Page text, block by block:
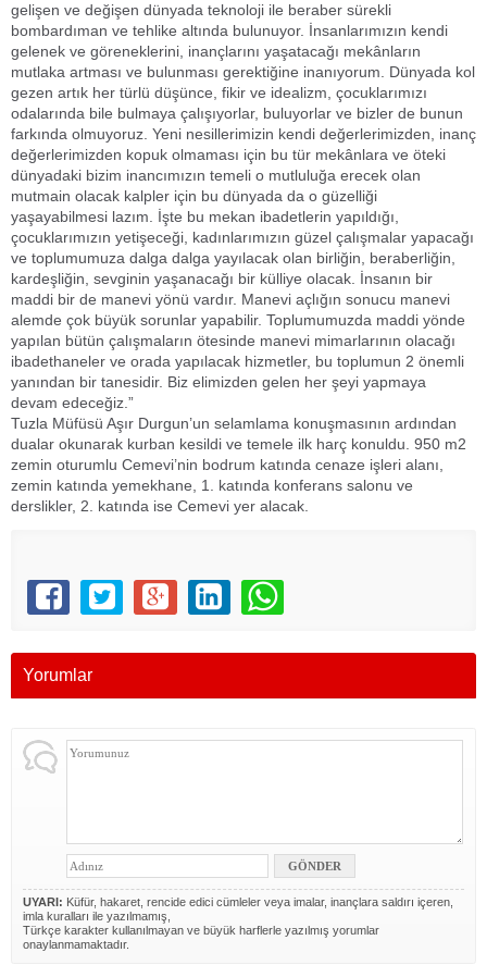
gelişen ve değişen dünyada teknoloji ile beraber sürekli
bombardıman ve tehlike altında bulunuyor. İnsanlarımızın kendi
gelenek ve göreneklerini, inançlarını yaşatacağı mekânların
mutlaka artması ve bulunması gerektiğine inanıyorum. Dünyada kol
gezen artık her türlü düşünce, fikir ve idealizm, çocuklarımızı
odalarında bile bulmaya çalışıyorlar, buluyorlar ve bizler de bunun
farkında olmuyoruz. Yeni nesillerimizin kendi değerlerimizden, inanç
değerlerimizden kopuk olmaması için bu tür mekânlara ve öteki
dünyadaki bizim inancımızın temeli o mutluluğa erecek olan
mutmain olacak kalpler için bu dünyada da o güzelliği
yaşayabilmesi lazım. İşte bu mekan ibadetlerin yapıldığı,
çocuklarımızın yetişeceği, kadınlarımızın güzel çalışmalar yapacağı
ve toplumumuza dalga dalga yayılacak olan birliğin, beraberliğin,
kardeşliğin, sevginin yaşanacağı bir külliye olacak. İnsanın bir
maddi bir de manevi yönü vardır. Manevi açlığın sonucu manevi
alemde çok büyük sorunlar yapabilir. Toplumumuzda maddi yönde
yapılan bütün çalışmaların ötesinde manevi mimarlarının olacağı
ibadethaneler ve orada yapılacak hizmetler, bu toplumun 2 önemli
yanından bir tanesidir. Biz elimizden gelen her şeyi yapmaya
devam edeceğiz.”
Tuzla Müfüsü Aşır Durgun’un selamlama konuşmasının ardından
dualar okunarak kurban kesildi ve temele ilk harç konuldu. 950 m2
zemin oturumlu Cemevi’nin bodrum katında cenaze işleri alanı,
zemin katında yemekhane, 1. katında konferans salonu ve
derslikler, 2. katında ise Cemevi yer alacak.
Yorumlar
UYARI: Küfür, hakaret, rencide edici cümleler veya imalar, inançlara saldırı içeren,
imla kuralları ile yazılmamış,
Türkçe karakter kullanılmayan ve büyük harflerle yazılmış yorumlar
onaylanmamaktadır.